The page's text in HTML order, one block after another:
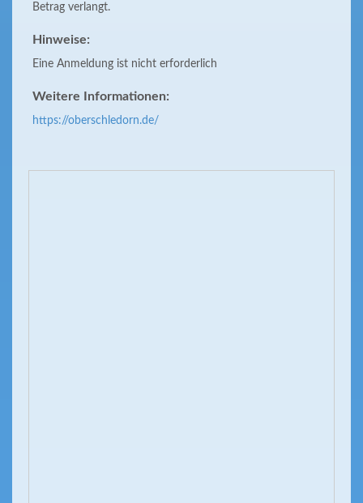
Betrag verlangt.
Hinweise:
Eine Anmeldung ist nicht erforderlich
Weitere Informationen:
https://oberschledorn.de/